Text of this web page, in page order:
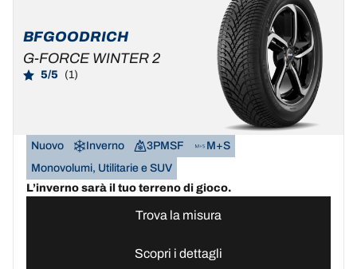
BFGOODRICH
G-FORCE WINTER 2
5/5 (1)
Nuovo Inverno 3PMSF
M+S
Monovolumi, Utilitarie e SUV
L’inverno sarà il tuo terreno di gioco.
Trova la misura
Scopri i dettagli